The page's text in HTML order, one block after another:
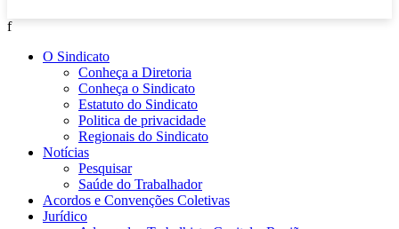
f
O Sindicato
Conheça a Diretoria
Conheça o Sindicato
Estatuto do Sindicato
Politica de privacidade
Regionais do Sindicato
Notícias
Pesquisar
Saúde do Trabalhador
Acordos e Convenções Coletivas
Jurídico